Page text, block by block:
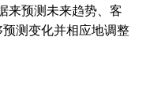
来预测未来趋势、客
测变化并相应地调整